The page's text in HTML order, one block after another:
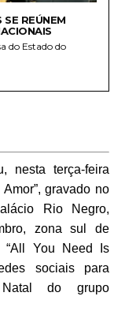
REÚNEM
do Estado do
nesta terça-feira
gravado no
Rio Negro,
zona sul de
“All You Need Is
sociais para
do grupo